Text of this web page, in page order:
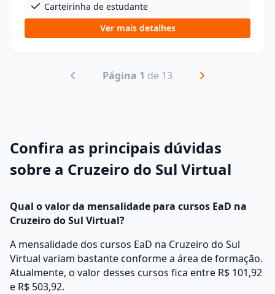
Carteirinha de estudante
Ver mais detalhes
Página 1 de 13
Confira as principais dúvidas
sobre a Cruzeiro do Sul Virtual
Qual o valor da mensalidade para cursos EaD na
Cruzeiro do Sul Virtual?
A mensalidade dos cursos EaD na Cruzeiro do Sul
Virtual variam bastante conforme a área de formação.
Atualmente, o valor desses cursos fica entre R$ 101,92
e R$ 503,92.